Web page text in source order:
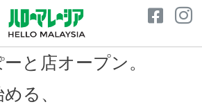
と店オープン。
る、